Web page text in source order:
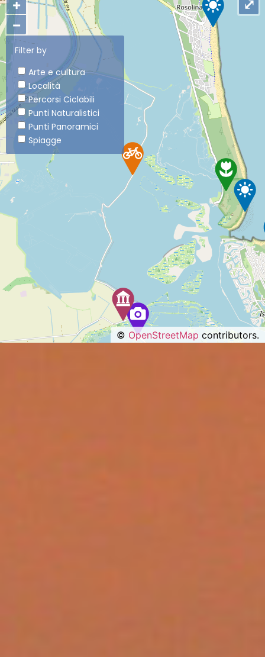
Filter by
Arte e cultura
Località
Percorsi Ciclabili
Punti Naturalistici
Punti Panoramici
Spiagge
+
−
© OpenStreetMap contributors.
⤢